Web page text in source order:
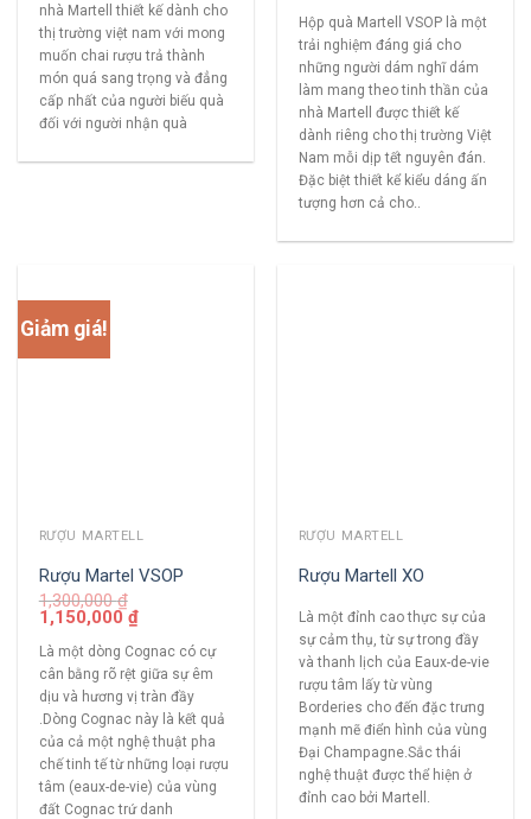
nhà Martell thiết kế dành cho
thị trường việt nam với mong
muốn chai rượu trả thành
món quá sang trọng và đẳng
cấp nhất của người biếu quà
đối với người nhận quà
Hộp quà Martell VSOP là một
trải nghiệm đáng giá cho
những người dám nghĩ dám
làm mang theo tinh thần của
nhà Martell được thiết kế
dành riêng cho thị trường Việt
Nam mỗi dịp tết nguyên đán.
Đặc biệt thiết kể kiểu dáng ấn
tượng hơn cả cho..
Giảm giá!
RƯỢU MARTELL
Rượu Martel VSOP
1,300,000₫
1,150,000₫
Là một dòng Cognac có cự
cân bằng rõ rệt giữa sự êm
dịu và hương vị tràn đầy
.Dòng Cognac này là kết quả
của cả một nghệ thuật pha
chế tinh tế từ những loại rượu
tâm (eaux-de-vie) của vùng
đất Cognac trứ danh
RƯỢU MARTELL
Rượu Martell XO
Là một đỉnh cao thực sự của
sự cảm thụ, từ sự trong đầy
và thanh lịch của Eaux-de-vie
rượu tâm lấy từ vùng
Borderies cho đến đặc trưng
mạnh mẽ điển hình của vùng
Đại Champagne.Sắc thái
nghệ thuật được thể hiện ở
đỉnh cao bởi Martell.